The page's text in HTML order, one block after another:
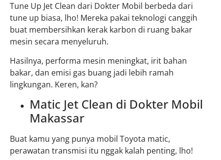
Tune Up Jet Clean dari Dokter Mobil berbeda dari
tune up biasa, lho! Mereka pakai teknologi canggih
buat membersihkan kerak karbon di ruang bakar
mesin secara menyeluruh.
Hasilnya, performa mesin meningkat, irit bahan
bakar, dan emisi gas buang jadi lebih ramah
lingkungan. Keren, kan?
Matic Jet Clean di Dokter Mobil
Makassar
Buat kamu yang punya mobil Toyota matic,
perawatan transmisi itu nggak kalah penting, lho!